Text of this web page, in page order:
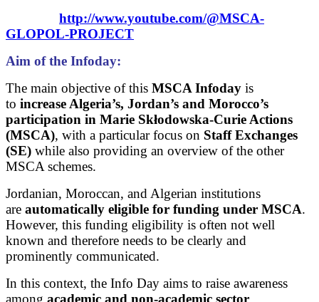
http://www.youtube.com/@MSCA-
GLOPOL-PROJECT
Aim of the Infoday:
The main objective of this MSCA Infoday is
to increase Algeria’s, Jordan’s and Morocco’s
participation in Marie Skłodowska-Curie Actions
(MSCA), with a particular focus on Staff Exchanges
(SE) while also providing an overview of the other
MSCA schemes.
Jordanian, Moroccan, and Algerian institutions
are automatically eligible for funding under MSCA.
However, this funding eligibility is often not well
known and therefore needs to be clearly and
prominently communicated.
In this context, the Info Day aims to raise awareness